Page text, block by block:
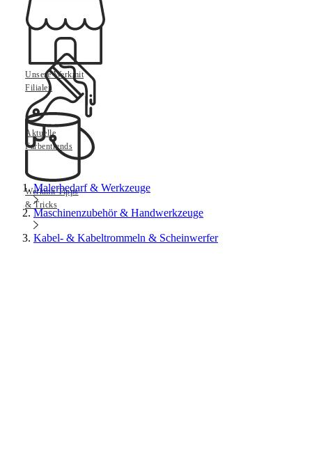
Unsere Werkmit
Filialen
Aktuelle
Farbentrends
Werkmit Tipps
& Tricks
Malerbedarf & Werkzeuge
Maschinenzubehör & Handwerkzeuge
Kabel- & Kabeltrommeln & Scheinwerfer